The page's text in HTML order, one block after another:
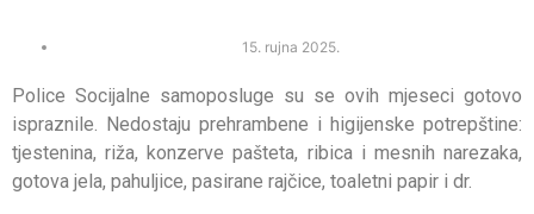
15. rujna 2025.
Police Socijalne samoposluge su se ovih mjeseci gotovo
ispraznile. Nedostaju prehrambene i higijenske potrepštine:
tjestenina, riža, konzerve pašteta, ribica i mesnih narezaka,
gotova jela, pahuljice, pasirane rajčice, toaletni papir i dr.